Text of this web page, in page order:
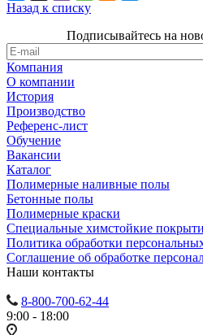
Назад к списку
Подписывайтесь на
Компания
О компании
История
Производство
Референс-лист
Обучение
Вакансии
Каталог
Полимерные наливные полы
Бетонные полы
Полимерные краски
Специальные химстойкие
Политика обработки
Cоглашение об обработке
Наши контакты
8-800-700-62-44
9:00 - 18:00